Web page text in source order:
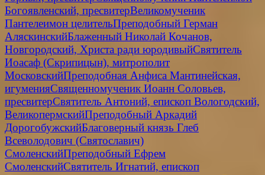
Богоявленский, пресвитерВеликомученик
Пантелеимон целительПреподобный Герман
АляскинскийБлаженный Николай Кочанов,
Новгородский, Христа ради юродивыйСвятитель
Иоасаф (Скрипицын), митрополит
МосковскийПреподобная Анфиса Мантинейская,
игуменияСвященномученик Иоанн Соловьев,
пресвитерСвятитель Антоний, епископ Вологодский,
ВеликопермскийПреподобный Аркадий
ДорогобужскийБлаговерный князь Глеб
Всеволодович (Святославич)
СмоленскийПреподобный Ефрем
СмоленскийСвятитель Игнатий, епископ